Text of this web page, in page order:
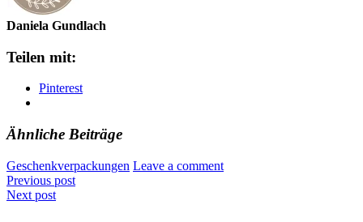
Daniela Gundlach
Teilen mit:
Pinterest
Ähnliche Beiträge
Geschenkverpackungen Leave a comment
Previous post
Next post